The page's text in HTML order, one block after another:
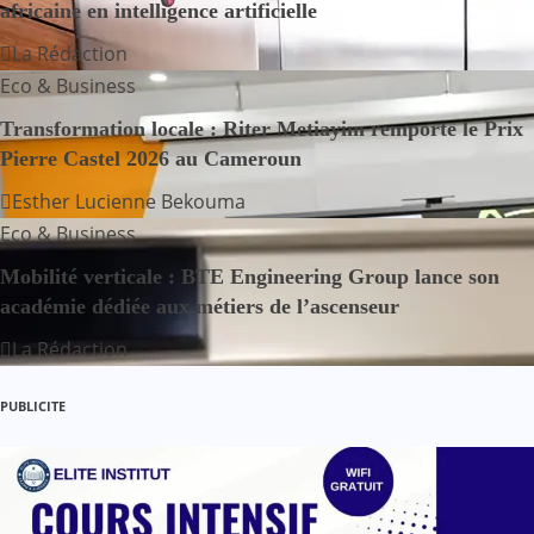
i
o
n
d
e
l
’
a
r
africaine en intelligence artificielle
La Rédaction
Eco & Business
Transformation locale : Riter Metiayim remporte le Prix
Pierre Castel 2026 au Cameroun
Esther Lucienne Bekouma
Eco & Business
Mobilité verticale : BTE Engineering Group lance son
académie dédiée aux métiers de l’ascenseur
La Rédaction
PUBLICITE